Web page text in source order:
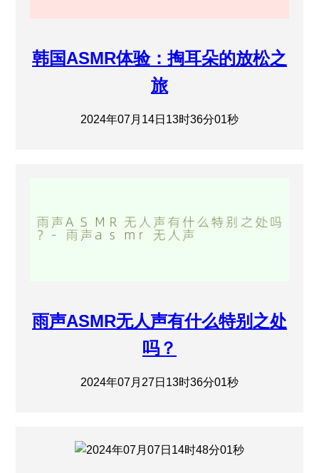
韩国ASMR体验：掏耳朵的放松之
旅
2024年07月14日13时36分01秒
雨声ASMR无人声有什么特别之处
吗？
2024年07月27日13时36分01秒